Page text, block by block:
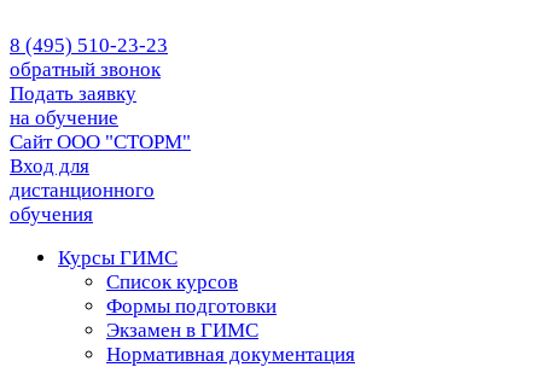
8 (495) 510-23-23
обратный звонок
Подать заявку
на обучение
Сайт ООО "СТОРМ"
Вход для
дистанционного
обучения
Курсы ГИМС
Список курсов
Формы подготовки
Экзамен в ГИМС
Нормативная документация